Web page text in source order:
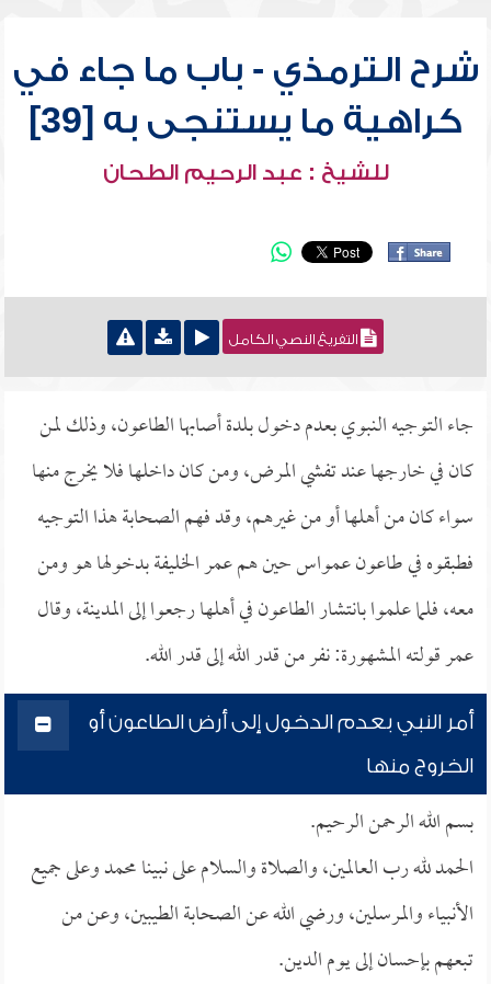
شرح الترمذي - باب ما جاء في
كراهية ما يستنجى به [39]
للشيخ : عبد الرحيم الطحان
التفريغ النصي الكامل
جاء التوجيه النبوي بعدم دخول بلدة أصابها الطاعون، وذلك لمن
كان في خارجها عند تفشي المرض، ومن كان داخلها فلا يخرج منها
سواء كان من أهلها أو من غيرهم، وقد فهم الصحابة هذا التوجيه
فطبقوه في طاعون عمواس حين هم عمر الخليفة بدخولها هو ومن
معه، فلما علموا بانتشار الطاعون في أهلها رجعوا إلى المدينة، وقال
عمر قولته المشهورة: نفر من قدر الله إلى قدر الله.
أمر النبي بعدم الدخول إلى أرض الطاعون أو
الخروج منها
بسم الله الرحمن الرحيم.
الحمد لله رب العالمين، والصلاة والسلام على نبينا محمد وعلى جميع
الأنبياء والمرسلين، ورضي الله عن الصحابة الطيبين، وعن من
تبعهم بإحسان إلى يوم الدين.